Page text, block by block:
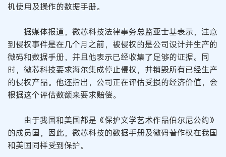
机使用及操作的数据手册。
据媒体报道，微芯科技法律事务总监亚士基表示，注意
到侵权事件是在几个月之前，被侵权的是公司设计并生产的
微码和数据手册，并且他表示已经收集了足够的证据。同
时，微芯科技要求海尔集成停止侵权，并销毁所有已经生产
的侵权产品。他还指出，公司正在评估受损的经济价值，会
根据这个评估数额来要求赔偿。
由于我国和美国都是《保护文学艺术作品伯尔尼公约》
的成员国，因此，微芯科技的数据手册及微码著作权在我国
和美国同样受到保护。